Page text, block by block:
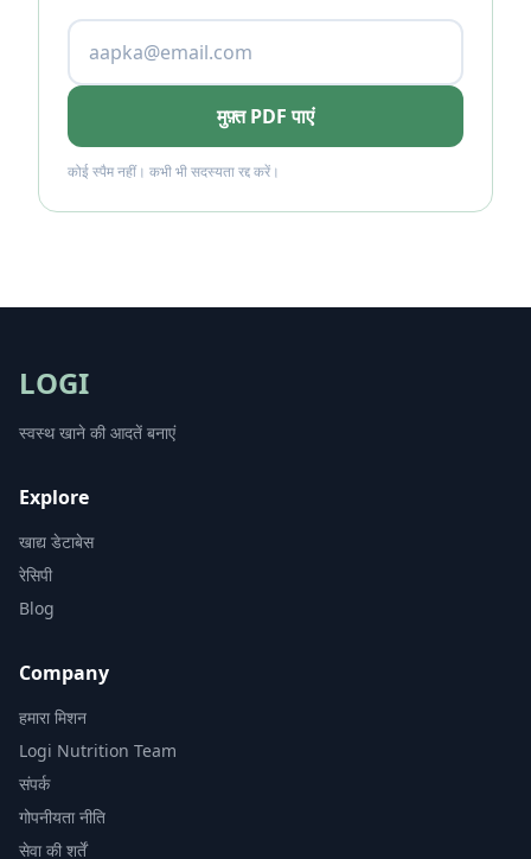
मुफ़्त PDF पाएं
कोई स्पैम नहीं। कभी भी सदस्यता रद्द करें।
LOGI
स्वस्थ खाने की आदतें बनाएं
Explore
खाद्य डेटाबेस
रेसिपी
Blog
Company
हमारा मिशन
Logi Nutrition Team
संपर्क
गोपनीयता नीति
सेवा की शर्तें